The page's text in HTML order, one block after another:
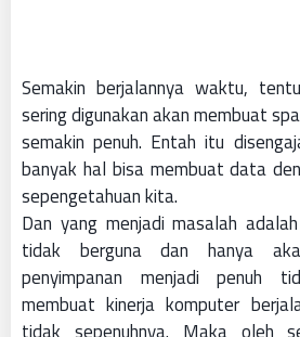
Semakin berjalannya waktu,
sering digunakan akan membuat
semakin penuh. Entah itu
banyak hal bisa membuat data
sepengetahuan kita.
Dan yang menjadi masalah
tidak berguna dan hanya
penyimpanan menjadi penuh
membuat kinerja komputer
tidak sepenuhnya. Maka oleh